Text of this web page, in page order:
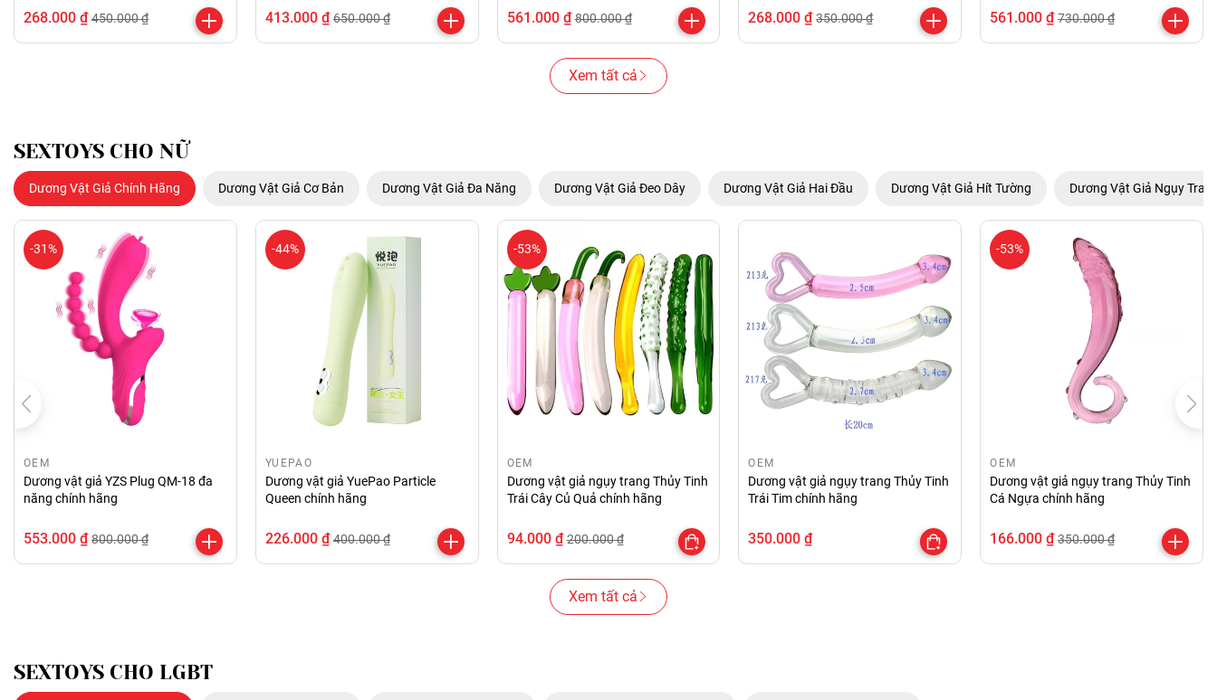
268.000 ₫ 450.000 ₫ 413.000 ₫ 650.000 ₫ 561.000 ₫ 800.000 ₫ 268.000 ₫ 350.000 ₫ 561.000 ₫ 730.000 ₫
Xem tất cả
SEXTOYS CHO NỮ
Dương Vật Giả Chính Hãng Dương Vật Giả Cơ Bản Dương Vật Giả Đa Năng Dương Vật Giả Đeo Dây Dương Vật Giả Hai Đầu Dương Vật Giả Hít Tường Dương Vật Giả Ngụy
-31%
OEM
Dương vật giả YZS Plug QM-18 đa
năng chính hãng
553.000 ₫ 800.000 ₫
-44%
YUEPAO
Dương vật giả YuePao Particle
Queen chính hãng
226.000 ₫ 400.000 ₫
-53%
OEM
Dương vật giả ngụy trang Thủy Tinh
Trái Cây Củ Quả chính hãng
94.000 ₫ 200.000 ₫
OEM
Dương vật giả ngụy trang Thủy Tinh
Trái Tim chính hãng
350.000 ₫
-53%
OEM
Dương vật giả ngụy trang Thủy Tinh
Cá Ngựa chính hãng
166.000 ₫ 350.000 ₫
Xem tất cả
SEXTOYS CHO LGBT